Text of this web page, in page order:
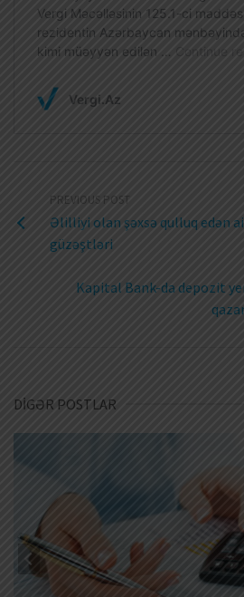
PREVIOUS POST
Əlilliyi olan şəxsə qulluq edən
güzəştləri
Kapital Bank-da depozit
DİGƏR POSTLAR